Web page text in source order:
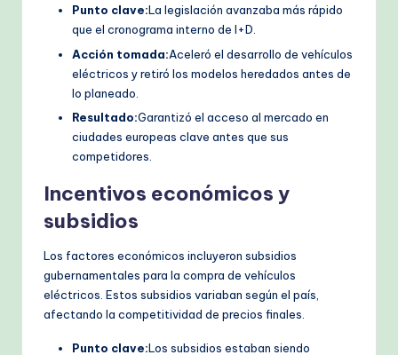
Punto clave:La legislación avanzaba más rápido
que el cronograma interno de I+D.
Acción tomada:Aceleró el desarrollo de vehículos
eléctricos y retiró los modelos heredados antes de
lo planeado.
Resultado:Garantizó el acceso al mercado en
ciudades europeas clave antes que sus
competidores.
Incentivos económicos y
subsidios
Los factores económicos incluyeron subsidios
gubernamentales para la compra de vehículos
eléctricos. Estos subsidios variaban según el país,
afectando la competitividad de precios finales.
Punto clave:Los subsidios estaban siendo